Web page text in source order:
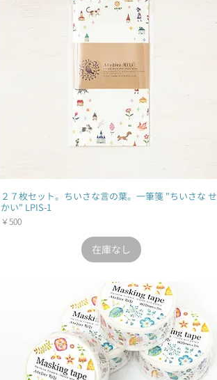
２７枚セット。ちいさな言の葉。一筆箋 "ちいさな せ
かい" LPIS-1
価格
￥500
在庫なし